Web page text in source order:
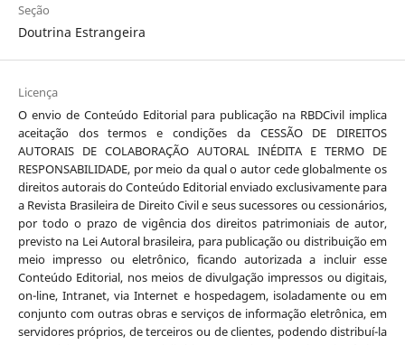
Seção
Doutrina Estrangeira
Licença
O envio de Conteúdo Editorial para publicação na RBDCivil implica
aceitação dos termos e condições da CESSÃO DE DIREITOS
AUTORAIS DE COLABORAÇÃO AUTORAL INÉDITA E TERMO DE
RESPONSABILIDADE, por meio da qual o autor cede globalmente os
direitos autorais do Conteúdo Editorial enviado exclusivamente para
a Revista Brasileira de Direito Civil e seus sucessores ou cessionários,
por todo o prazo de vigência dos direitos patrimoniais de autor,
previsto na Lei Autoral brasileira, para publicação ou distribuição em
meio impresso ou eletrônico, ficando autorizada a incluir esse
Conteúdo Editorial, nos meios de divulgação impressos ou digitais,
on-line, Intranet, via Internet e hospedagem, isoladamente ou em
conjunto com outras obras e serviços de informação eletrônica, em
servidores próprios, de terceiros ou de clientes, podendo distribuí-la